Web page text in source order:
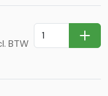
BTW In